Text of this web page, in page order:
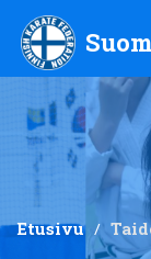
Suomen
Etusivu /